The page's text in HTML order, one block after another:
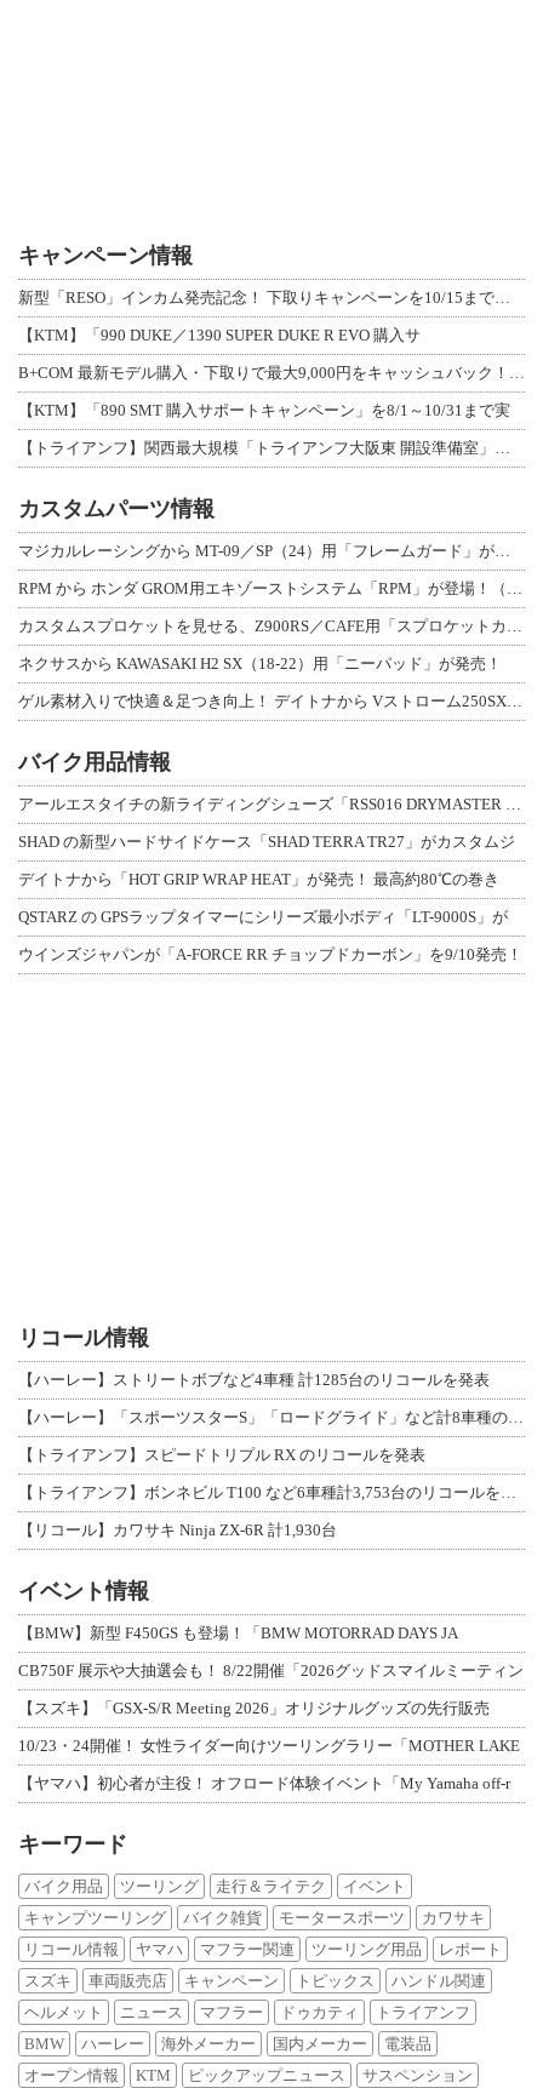
キャンペーン情報
新型「RESO」インカム発売記念！ 下取りキャンペーンを10/15まで延長して開
【KTM】「990 DUKE／1390 SUPER DUKE R EVO 購入サ
B+COM 最新モデル購入・下取りで最大9,000円をキャッシュバック！「B+F
【KTM】「890 SMT 購入サポートキャンペーン」を8/1～10/31まで実
【トライアンフ】関西最大規模「トライアンフ大阪東 開設準備室」がオープン！ 限定
カスタムパーツ情報
マジカルレーシングから MT-09／SP（24）用「フレームガード」が登場！
RPM から ホンダ GROM用エキゾーストシステム「RPM」が登場！（動画あり
カスタムスプロケットを見せる、Z900RS／CAFE用「スプロケットカバーフルキ
ネクサスから KAWASAKI H2 SX（18-22）用「ニーパッド」が発売！
ゲル素材入りで快適＆足つき向上！ デイトナから Vストローム250SX用「快適ロ
バイク用品情報
アールエスタイチの新ライディングシューズ「RSS016 DRYMASTER スト
SHAD の新型ハードサイドケース「SHAD TERRA TR27」がカスタムジ
デイトナから「HOT GRIP WRAP HEAT」が発売！ 最高約80℃の巻き
QSTARZ の GPSラップタイマーにシリーズ最小ボディ「LT-9000S」が
ウインズジャパンが「A-FORCE RR チョップドカーボン」を9/10発売！
リコール情報
【ハーレー】ストリートボブなど4車種 計1285台のリコールを発表
【ハーレー】「スポーツスターS」「ロードグライド」など計8車種のリコールを発表
【トライアンフ】スピードトリプル RX のリコールを発表
【トライアンフ】ボンネビル T100 など6車種計3,753台のリコールを発表
【リコール】カワサキ Ninja ZX-6R 計1,930台
イベント情報
【BMW】新型 F450GS も登場！「BMW MOTORRAD DAYS JA
CB750F 展示や大抽選会も！ 8/22開催「2026グッドスマイルミーティン
【スズキ】「GSX-S/R Meeting 2026」オリジナルグッズの先行販売
10/23・24開催！ 女性ライダー向けツーリングラリー「MOTHER LAKE
【ヤマハ】初心者が主役！ オフロード体験イベント「My Yamaha off-r
キーワード
バイク用品 ツーリング 走行＆ライテク
イベント
キャンプツーリング
バイク雑貨 モータースポーツ
カワサキ
リコール情報
ヤマハ マフラー関連 ツーリング用品
レポート
スズキ
車両販売店 キャンペーン トピックス
ハンドル関連
ヘルメット
ニュース マフラー ドゥカティ
トライアンフ
BMW
ハーレー 海外メーカー 国内メーカー
電装品
オープン情報
KTM ピックアップニュース サスペンション